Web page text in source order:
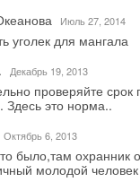
Июль 27, 2014
уголек для мангала
Декабрь 19, 2013
проверяйте срок
Здесь это норма..
Октябрь 6, 2013
было,там охранник
молодой